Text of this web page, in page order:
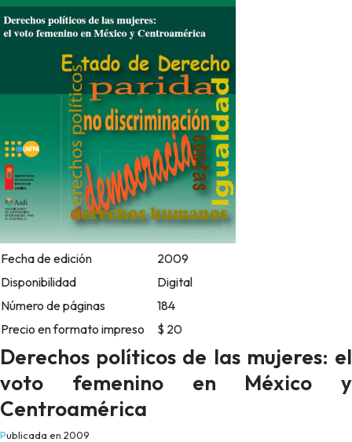
Fecha de edición
2009
Disponibilidad
Digital
Número de páginas
184
Precio en formato impreso
$ 20
Derechos políticos de las mujeres: el
voto femenino en México y
Centroamérica
Publicada en 2009